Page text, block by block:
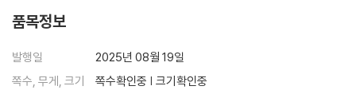
품목정보
발행일
2025년 08월 19일
쪽수, 무게, 크기
쪽수확인중 | 크기확인중